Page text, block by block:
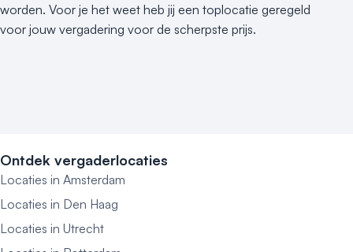
worden. Voor je het weet heb jij een toplocatie geregeld
voor jouw vergadering voor de scherpste prijs.
Ontdek vergaderlocaties
Locaties in Amsterdam
Locaties in Den Haag
Locaties in Utrecht